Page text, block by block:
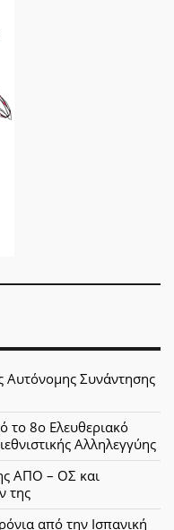
Αυτόνομης Συνάντησης
το 8ο Ελευθεριακό
Αλληλεγγύης
ΑΠΟ – ΟΣ και
της
από την Ισπανική